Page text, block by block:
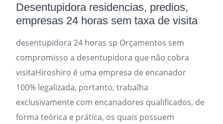
Desentupidora residencias, predios,
empresas 24 horas sem taxa de visita
desentupidora 24 horas sp Orçamentos sem
compromisso a desentupidora que não cobra
visitaHiroshiro é uma empresa de encanador
100% legalizada, portanto, trabalha
exclusivamente com encanadores qualificados, de
forma teórica e prática, os quais possuem